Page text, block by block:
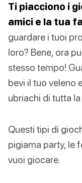
Ti piacciono i
amici e la tua
guardare i tuoi
loro? Bene, ora
stesso tempo!
bevi il tuo veleno
ubriachi di tutta
Questi tipi di
pigiama party, le
vuoi giocare.